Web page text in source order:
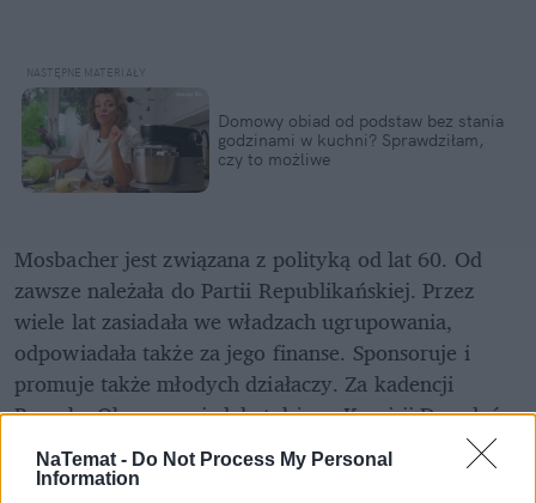
NaTemat - Do Not Process My Personal
Information
Domowy obiad od podstaw bez stania
godzinami w kuchni? Sprawdziłam,
czy to możliwe
Mosbacher jest związana z polityką od lat 60. Od
zawsze należała do Partii Republikańskiej. Przez
wiele lat zasiadała we władzach ugrupowania,
odpowiadała także za jego finanse. Sponsoruje i
promuje także młodych działaczy. Za kadencji
Baracka Obamy zasiadała także w Komisji Doradców
ds. Dyplomacji. Mosbacher była zamężna trzykrotnie
i trzykrotnie się rozwodziła.